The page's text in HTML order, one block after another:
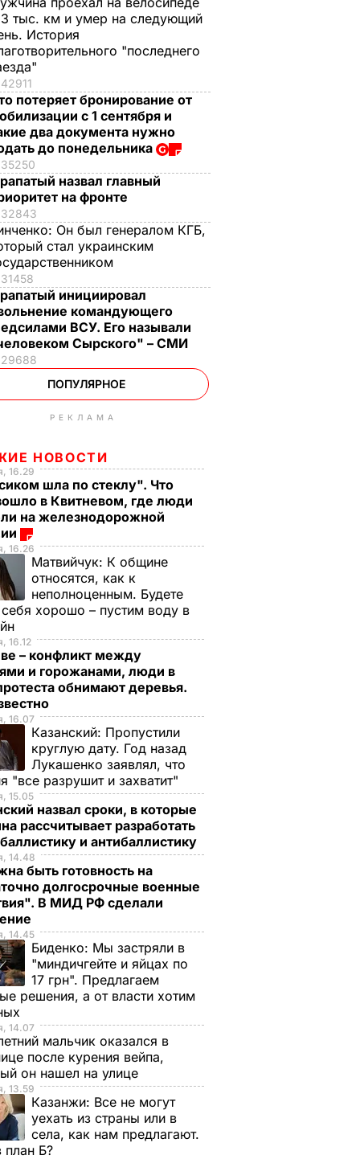
тыс. км и умер на следующий
История
"последнего
42911
потеряет бронирование от
с 1 сентября и
два документа нужно
до понедельника
35250
назвал главный
на фронте
32843
Он был генералом КГБ,
стал украинским
31458
инициировал
командующего
ВСУ. Его называли
Сырского" – СМИ
29688
ПОПУЛЯРНОЕ
РЕКЛАМА
НОВОСТИ
16.29
шла по стеклу". Что
в Квитневом, где люди
на железнодорожной
16.26
Матвийчук: К общине
относятся, как к
неполноценным. Будете
себя хорошо – пустим воду в
16.12
– конфликт между
и горожанами, люди в
обнимают деревья.
16.07
Казанский: Пропустили
круглую дату. Год назад
Лукашенко заявлял, что
"все разрушит и захватит"
15.05
назвал сроки, в которые
рассчитывает разработать
и антибаллистику
14.48
быть готовность на
долгосрочные военные
В МИД РФ сделали
14.45
Биденко: Мы застряли в
"миндичгейте и яйцах по
17 грн". Предлагаем
решения, а от власти хотим
14.07
мальчик оказался в
после курения вейпа,
он нашел на улице
13.59
Казанжи: Все не могут
уехать из страны или в
села, как нам предлагают.
план Б?